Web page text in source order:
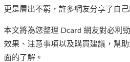
更是層出不窮，許多網友分享了自
本文將為您整理 Dcard 網友對必利
效果、注意事項以及購買建議，幫
面的了解。